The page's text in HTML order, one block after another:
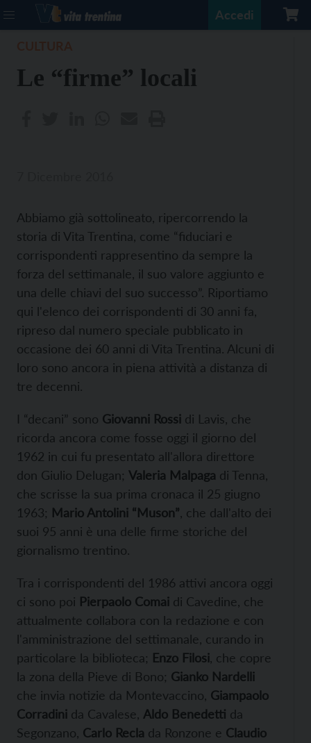
Accedi
Le “firme” locali
Abbiamo già sottolineato, ripercorrendo la
storia di Vita Trentina, come “fiduciari e
corrispondenti rappresentino da sempre la
forza del settimanale, il suo valore aggiunto e
una delle chiavi del suo successo”. Riportiamo
qui l'elenco dei corrispondenti di 30 anni fa,
ripreso dal numero speciale pubblicato in
occasione dei 60 anni di Vita Trentina. Alcuni di
loro sono ancora in piena attività a distanza di
tre decenni.
I “decani” sono Giovanni Rossi di Lavis, che
ricorda ancora come fosse oggi il giorno del
1962 in cui fu presentato all'allora direttore
don Giulio Delugan; Valeria Malpaga di Tenna,
che scrisse la sua prima cronaca il 25 giugno
1963; Mario Antolini “Muson” , che dall'alto dei
suoi 95 anni è una delle firme storiche del
giornalismo trentino.
Tra i corrispondenti del 1986 attivi ancora oggi
ci sono poi Pierpaolo Comai di Cavedine, che
attualmente collabora con la redazione e con
l'amministrazione del settimanale, curando in
particolare la biblioteca; Enzo Filosi , che copre
la zona della Pieve di Bono; Gianko Nardelli
che invia notizie da Montevaccino, Giampaolo
Corradini da Cavalese, Aldo Benedetti da
Segonzano, Carlo Recla da Ronzone e Claudio